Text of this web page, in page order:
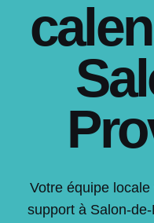
Votre équipe
support à Salon-